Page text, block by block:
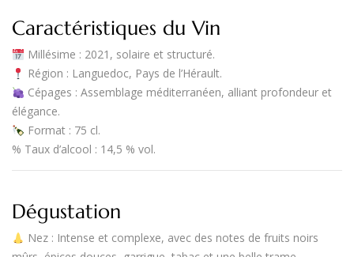
Caractéristiques du Vin
Millésime : 2021, solaire et structuré.
Région : Languedoc, Pays de l’Hérault.
Cépages : Assemblage méditerranéen, alliant profondeur et
élégance.
Format: 75 cl.
% Taux d’alcool : 14,5 % vol.
Dégustation
Nez: Intense et complexe, avec des notes de fruits noirs